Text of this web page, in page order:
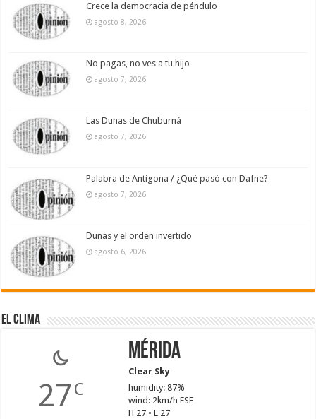
Crece la democracia de péndulo
agosto 8, 2026
No pagas, no ves a tu hijo
agosto 7, 2026
Las Dunas de Chuburná
agosto 7, 2026
Palabra de Antígona / ¿Qué pasó con Dafne?
agosto 7, 2026
Dunas y el orden invertido
agosto 6, 2026
El Clima
27 C
Mérida
Clear Sky
humidity: 87%
wind: 2km/h ESE
H 27 • L 27